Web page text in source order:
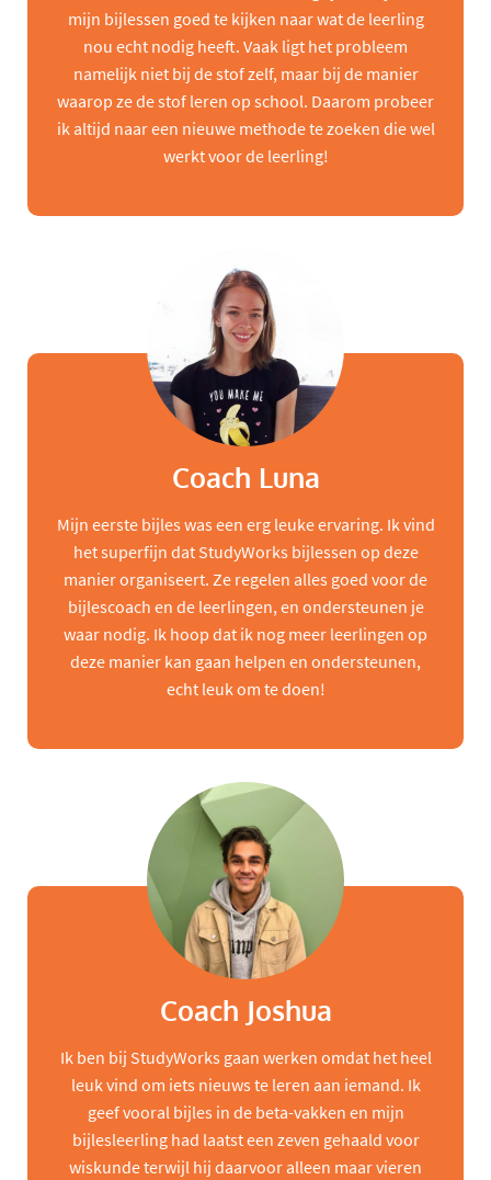
mijn bijlessen goed te kijken naar wat de leerling
nou echt nodig heeft. Vaak ligt het probleem
namelijk niet bij de stof zelf, maar bij de manier
waarop ze de stof leren op school. Daarom probeer
ik altijd naar een nieuwe methode te zoeken die wel
werkt voor de leerling!
Coach Luna
Mijn eerste bijles was een erg leuke ervaring. Ik vind
het superfijn dat StudyWorks bijlessen op deze
manier organiseert. Ze regelen alles goed voor de
bijlescoach en de leerlingen, en ondersteunen je
waar nodig. Ik hoop dat ik nog meer leerlingen op
deze manier kan gaan helpen en ondersteunen,
echt leuk om te doen!
Coach Joshua
Ik ben bij StudyWorks gaan werken omdat het heel
leuk vind om iets nieuws te leren aan iemand. Ik
geef vooral bijles in de beta-vakken en mijn
bijlesleerling had laatst een zeven gehaald voor
wiskunde terwijl hij daarvoor alleen maar vieren